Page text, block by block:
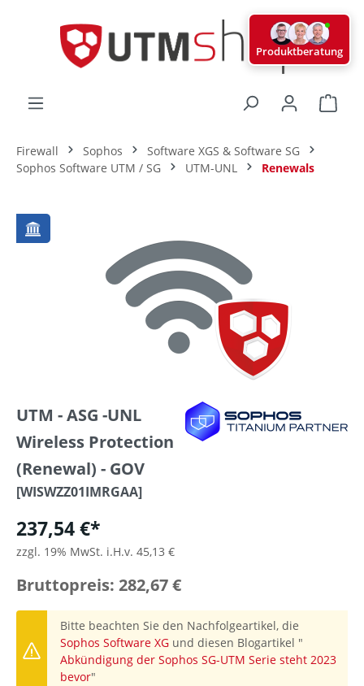
Firewall Sophos
Software XGS & Software SG
Sophos Software UTM / SG
UTM-UNL Renewals
Bildergalerie überspringen
UTM - ASG -UNL
Wireless Protection
(Renewal) - GOV
[WISWZZ01IMRGAA]
237,54 €*
zzgl. 19% MwSt. i.H.v. 45,13 €
Bruttopreis: 282,67 €
Bitte beachten Sie den Nachfolgeartikel, die
Sophos Software XG und diesen Blogartikel "
Abkündigung der Sophos SG-UTM Serie steht 2023
bevor"
Produktberatung